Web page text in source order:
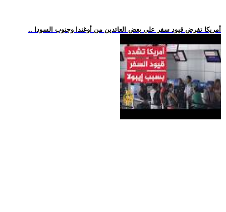
.. أمريكا تفرض قيود سفر على بعض العائدين من أوغندا وجنوب السودا